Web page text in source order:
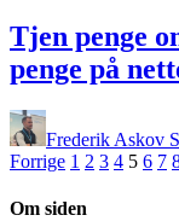
Tjen penge
penge på
Frederik Askov
Forrige 1 2 3 4 5 6 7
Om siden